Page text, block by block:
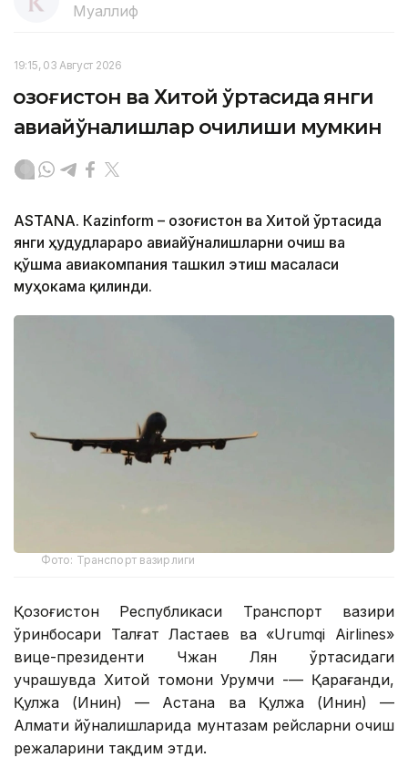
Муаллиф
19:15, 03 Август 2026
Қозоғистон ва Хитой ўртасида янги
авиайўналишлар очилиши мумкин
ASTANА. Кazinform – Қозоғистон ва Хитой ўртасида
янги ҳудудлараро авиайўналишларни очиш ва
қўшма авиакомпания ташкил этиш масаласи
муҳокама қилинди.
Фото: Транспорт вазирлиги
Қозоғистон Республикаси Транспорт вазири
ўринбосари Талғат Ластаев ва «Urumqi Airlines»
вице-президенти Чжан Лян ўртасидаги
учрашувда Хитой томони Урумчи -— Қарағанди,
Қулжа (Инин) — Астана ва Қулжа (Инин) —
Алмати йўналишларида мунтазам рейсларни очиш
режаларини тақдим этди.